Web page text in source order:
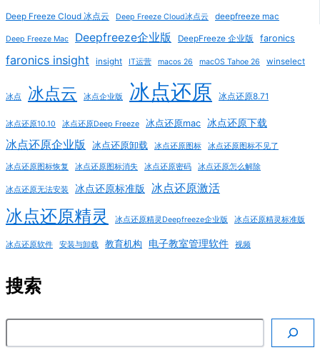
Deep Freeze Cloud 冰点云 Deep Freeze Cloud冰点云 deepfreeze mac
Deep Freeze Mac Deepfreeze企业版 DeepFreeze 企业版 faronics
faronics insight insight IT运营 macos 26 macOS Tahoe 26 winselect
冰点 冰点云 冰点企业版 冰点还原 冰点还原8.71
冰点还原10.10 冰点还原Deep Freeze 冰点还原mac 冰点还原下载
冰点还原企业版 冰点还原卸载 冰点还原图标 冰点还原图标不见了
冰点还原图标恢复 冰点还原图标消失 冰点还原密码 冰点还原怎么解除
冰点还原无法安装 冰点还原标准版 冰点还原激活
冰点还原精灵 冰点还原精灵Deepfreeze企业版 冰点还原精灵标准版
冰点还原软件 安装与卸载 教育机构 电子教室管理软件 视频
搜索
搜索